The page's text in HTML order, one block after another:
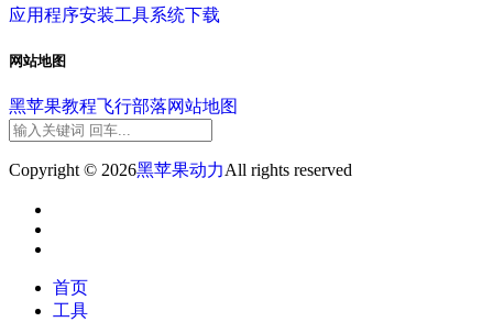
应用程序安装工具系统下载
网站地图
黑苹果教程飞行部落网站地图
Copyright © 2026黑苹果动力All rights reserved
首页
工具